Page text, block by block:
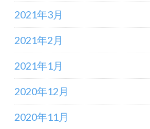
2021年3月
2021年2月
2021年1月
2020年12月
2020年11月